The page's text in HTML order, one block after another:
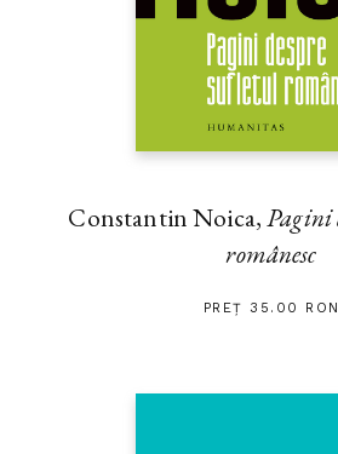
Constantin Noica,Pagini
românesc
PREȚ 35.00 RON